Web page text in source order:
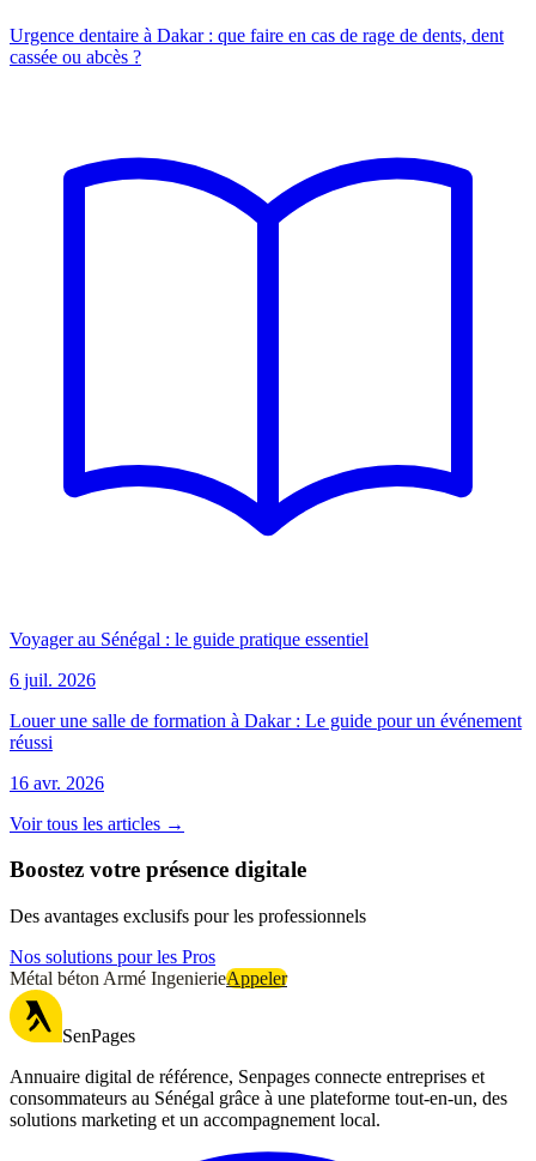
Urgence dentaire à Dakar : que faire en cas de rage de dents, dent
cassée ou abcès ?
Voyager au Sénégal : le guide pratique essentiel
6 juil. 2026
Louer une salle de formation à Dakar : Le guide pour un événement
réussi
16 avr. 2026
Voir tous les articles →
Boostez votre présence digitale
Des avantages exclusifs pour les professionnels
Nos solutions pour les Pros
Métal béton Armé IngenierieAppeler
SenPages
Annuaire digital de référence, Senpages connecte entreprises et
consommateurs au Sénégal grâce à une plateforme tout-en-un, des
solutions marketing et un accompagnement local.